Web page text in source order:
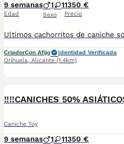
9 semanas
Edad
1 1
Sexo
1350 €
Precio
CriadorCon Afijo
Identidad Verificada
Orihuela, Alicante (1.4km)
‼️‼️CANICHES 50%
Caniche Toy
9 semanas 1 11350 €